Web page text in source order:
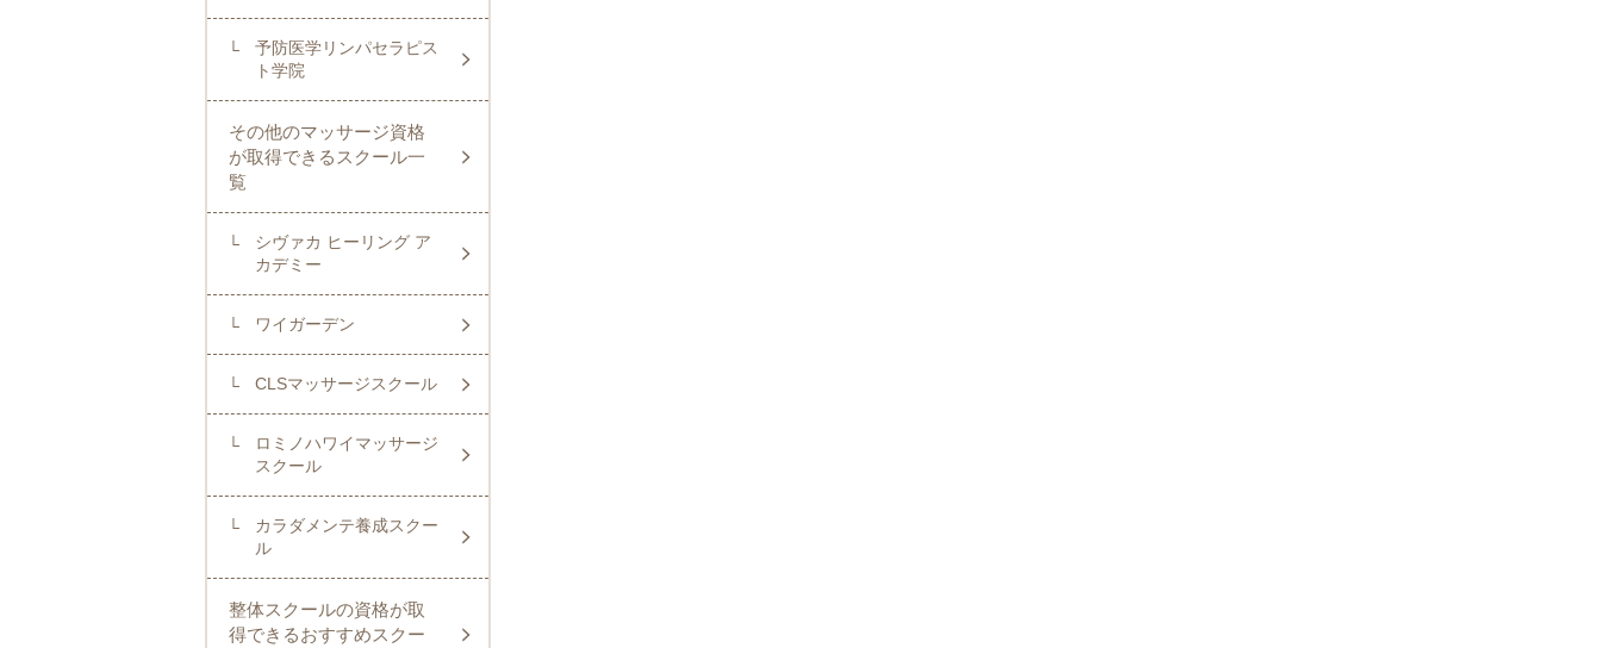
予防医学リンパセラピス
ト学院
その他のマッサージ資格
が取得できるスクール一
覧
シヴァカ ヒーリング ア
カデミー
ワイガーデン
CLSマッサージスクール
ロミノハワイマッサージ
スクール
カラダメンテ養成スクー
ル
整体スクールの資格が取
得できるおすすめスクー